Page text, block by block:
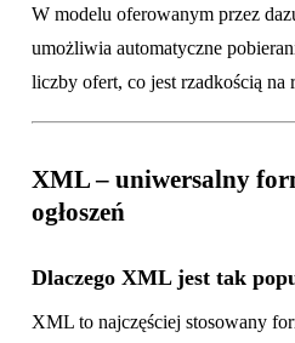
W modelu oferowanym przez
umożliwia automatyczne
liczby ofert, co jest rzadkością
XML – uniwersalny
ogłoszeń
Dlaczego XML jest tak
XML to najczęściej stosowany